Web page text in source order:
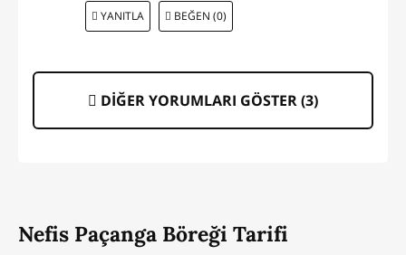
YANITLA BEĞEN (0)
DİĞER YORUMLARI GÖSTER (3)
Nefis Paçanga Böreği Tarifi